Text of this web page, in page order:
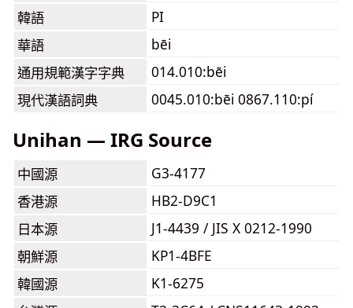
韓語
PI
華語
bēi
通用規範漢字字典
014.010:bēi
現代漢語詞典
0045.010:bēi 0867.110:pí
Unihan — IRG Source
中國源
G3-4177
香港源
HB2-D9C1
日本源
J1-4439 / JIS X 0212-1990
朝鮮源
KP1-4BFE
韓國源
K1-6275